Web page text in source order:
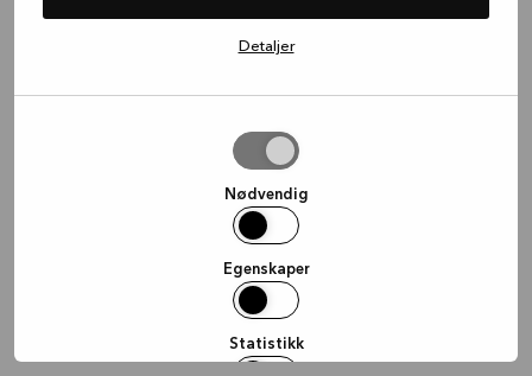
Detaljer
Nødvendig
Egenskaper
Statistikk